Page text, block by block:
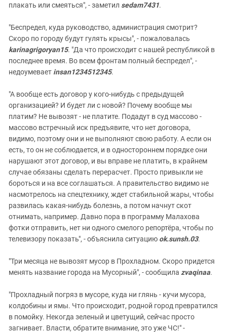
плакать или смеяться", - заметил sedam7431.
"Беспредел, куда руководство, администрация смотрит?
Скоро по городу будут гулять крысы", - пожаловалась
karinagrigoryan15. "Да что происходит с нашей республикой в
последнее время. Во всем фронтам полный бeспредел", -
недоумевает insan1234512345.
"А вообще есть договор у кого-нибудь с предыдущей
организацией? И будет ли с новой? Почему вообще мы
платим? Не вывозят - не платите. Подадут в суд массово -
массово встречный иск предъявите, что нет договора,
видимо, поэтому они и не выполняют свою работу. А если он
есть, то он не соблюдается, и в одностороннем порядке они
нарушают этот договор, и вы вправе не платить, в крайнем
случае обязаны сделать перерасчет. Просто привыкли не
бороться и на все соглашаться. А правительство видимо не
насмотрелось на спецтехнику, ждет стабильной жары, чтобы
развилась какая-нибудь болезнь, а потом начнут скот
отнимать, например. Давно пора в программу Малахова
фотки отправить, нет ни одного смелого репортёра, чтобы по
телевизору показать", - объяснила ситуацию ok.sunsh.03.
"Три месяца не вывозят мусор в Прохладном. Скоро придется
менять название города на Мусорный", - сообщила zvaqinaa.
"Прохладный погряз в мусоре, куда ни глянь - кучи мусора,
колдобины и ямы. Что происходит, родной город превратился
в помойку. Некогда зеленый и цветущий, сейчас просто
загнивает. Власти, обратите внимание, это уже ЧС!" -